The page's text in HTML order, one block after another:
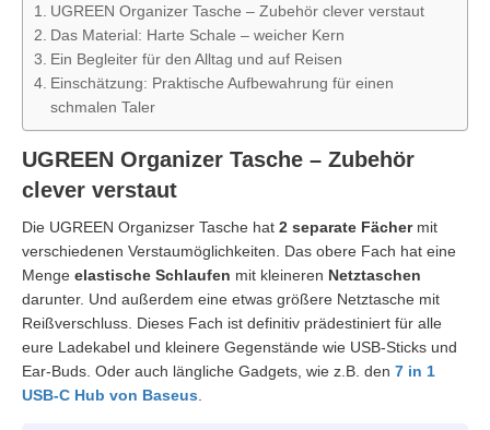
UGREEN Organizer Tasche – Zubehör clever verstaut
Das Material: Harte Schale – weicher Kern
Ein Begleiter für den Alltag und auf Reisen
Einschätzung: Praktische Aufbewahrung für einen
schmalen Taler
UGREEN Organizer Tasche – Zubehör
clever verstaut
Die UGREEN Organizser Tasche hat 2 separate Fächermit
verschiedenen Verstaumöglichkeiten. Das obere Fach hat eine
Menge elastische Schlaufen mit kleineren Netztaschen
darunter. Und außerdem eine etwas größere Netztasche mit
Reißverschluss. Dieses Fach ist definitiv prädestiniert für alle
eure Ladekabel und kleinere Gegenstände wie USB-Sticks und
Ear-Buds. Oder auch längliche Gadgets, wie z.B. den 7 in 1
USB-C Hub von Baseus